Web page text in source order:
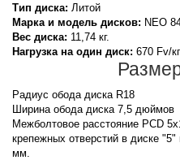
Тип диска: Литой
Марка и модель дисков: NEO
Вес диска: 11,74 кг.
Нагрузка на один диск: 670 Fv/
Радиус обода диска R18
Ширина обода диска 7,5 дюймов
Межболтовое расстояние PCD
крепежных отверстий в диске
мм.